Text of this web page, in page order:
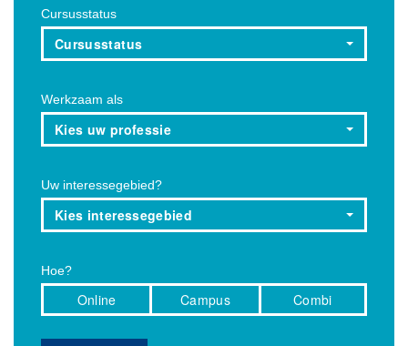
Cursusstatus
Cursusstatus
Werkzaam als
Kies uw professie
Uw interessegebied?
Kies interessegebied
Hoe?
Online Campus Combi